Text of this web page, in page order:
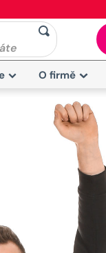
O firmě